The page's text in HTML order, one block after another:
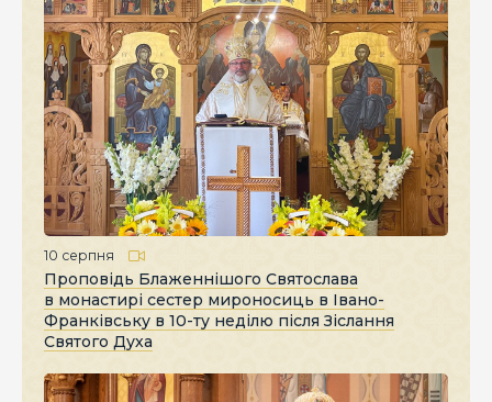
10 серпня
Проповідь Блаженнішого Святослава
в монастирі сестер мироносиць в Івано-
Франківську в 10-ту неділю після Зіслання
Святого Духа